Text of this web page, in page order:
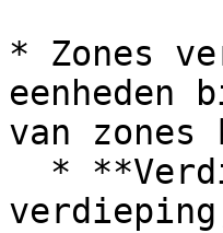
* Zones
eenheden
van zones